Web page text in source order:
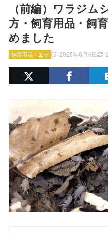
（前編）ワラジム
方・飼育用品・飼
めました
2025年6月6日
飼育用品・エサ